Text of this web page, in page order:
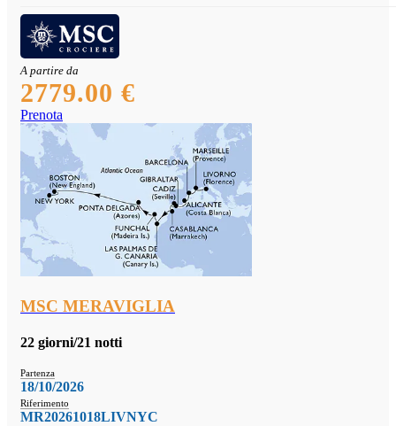
A partire da
2779.00 €
Prenota
MSC MERAVIGLIA
22 giorni/21 notti
Partenza
18/10/2026
Riferimento
MR20261018LIVNYC